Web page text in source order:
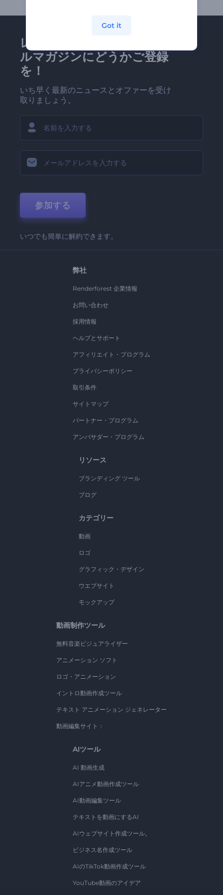
レンダーフォレストのメー
ルマガジンにどうかご登録
を！
いち早く最新のニュースとオファーを受け
取りましょう。
参加する
いつでも簡単に解約できます。
弊社
Renderforest 企業情報
お問い合わせ
採用情報
ヘルプとサポート
アフィリエイト・プログラム
プライバシーポリシー
取引条件
サイトマップ
パートナー・プログラム
アンバサダー・プログラム
リソース
ブランディング ツール
ブログ
カテゴリー
動画
ロゴ
グラフィック・デザイン
ウエブサイト
モックアップ
動画制作ツール
無料音楽ビジュアライザー
アニメーション ソフト
ロゴ・アニメーション
イントロ動画作成ツール
テキスト アニメーション ジェネレーター
動画編集サイト：
AIツール
AI 動画生成
AIアニメ動画作成ツール
AI動画編集ツール
テキストを動画にするAI
AIウェブサイト作成ツール。
ビジネス名作成ツール
AIのTikTok動画作成ツール
YouTube動画のアイデア
Got it